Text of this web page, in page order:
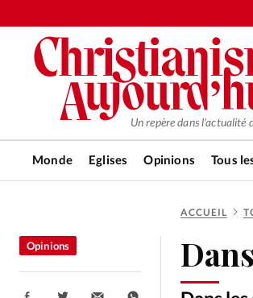
Un repère dans l'actualité
Monde Eglises Opinions Tous
RUBRIQUES
Tous les articles
ACCUEIL
Opinions